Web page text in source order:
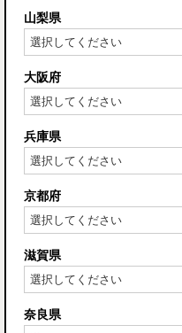
山梨県
大阪府
兵庫県
京都府
滋賀県
奈良県